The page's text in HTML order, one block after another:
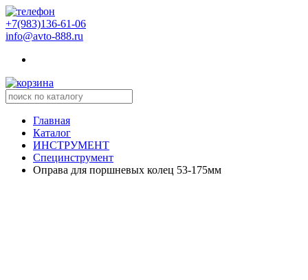
+7(983)136-61-06
info@avto-888.ru
Главная
Каталог
ИНСТРУМЕНТ
Специнструмент
Оправа для поршневых колец 53-175мм